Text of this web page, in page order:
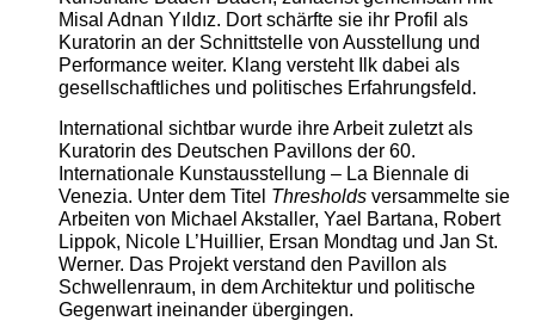
Misal Adnan Yıldız. Dort schärfte sie ihr Profil als
Kuratorin an der Schnittstelle von Ausstellung und
Performance weiter. Klang versteht Ilk dabei als
gesellschaftliches und politisches Erfahrungsfeld.
International sichtbar wurde ihre Arbeit zuletzt als
Kuratorin des Deutschen Pavillons der 60.
Internationale Kunstausstellung – La Biennale di
Venezia. Unter dem Titel Thresholdsversammelte sie
Arbeiten von Michael Akstaller, Yael Bartana, Robert
Lippok, Nicole L’Huillier, Ersan Mondtag und Jan St.
Werner. Das Projekt verstand den Pavillon als
Schwellenraum, in dem Architektur und politische
Gegenwart ineinander übergingen.